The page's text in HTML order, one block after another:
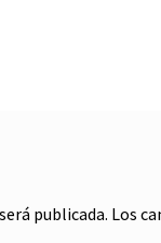
publicada. Los